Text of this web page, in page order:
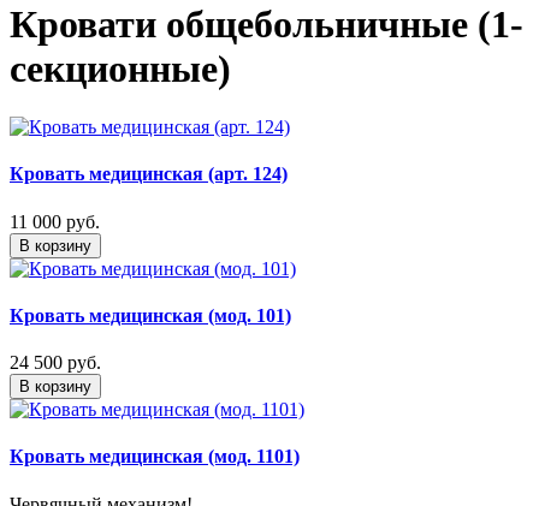
Кровати общебольничные (1-
секционные)
Кровать медицинская (арт. 124)
11 000 руб.
В корзину
Кровать медицинская (мод. 101)
24 500 руб.
В корзину
Кровать медицинская (мод. 1101)